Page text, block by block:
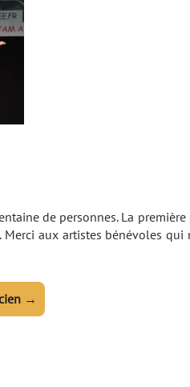
de personnes. La
Merci aux artistes bénévoles
→